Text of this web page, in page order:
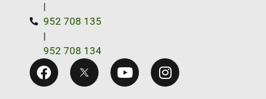
|
952 708 135
|
952 708 134